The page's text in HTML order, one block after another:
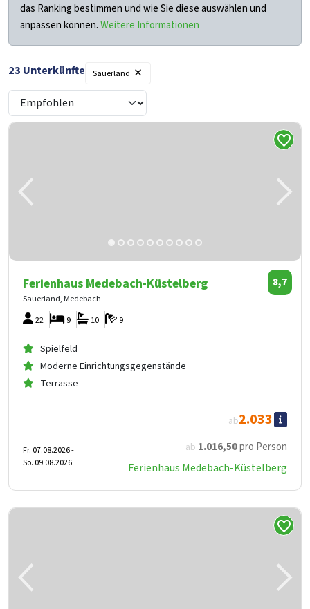
das Ranking bestimmen und wie Sie diese auswählen und
anpassen können.Weitere Informationen
23 Unterkünfte Sauerland ×
Ferienhaus Medebach-Küstelberg
Sauerland, Medebach
8,7
22 10 9
9
Spielfeld
Moderne Einrichtungsgegenstände
Terrasse
ab 1.016,50pro Person
ab2.033
Fr. 07.08.2026 -
So. 09.08.2026
Ferienhaus Medebach-Küstelberg